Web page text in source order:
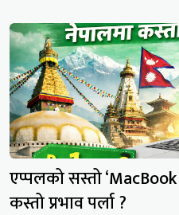
एप्पलको सस्तो
कस्तो प्रभाव पर्ला ?